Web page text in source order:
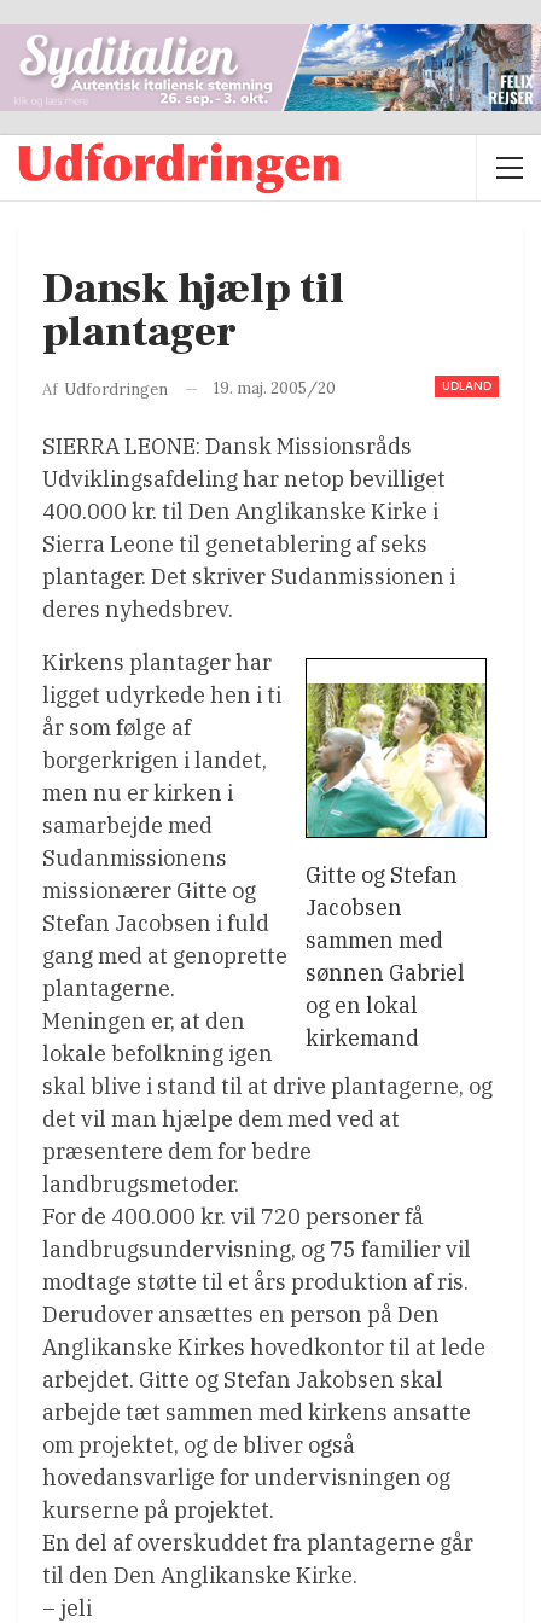
Dansk hjælp til
plantager
UDLAND
Af Udfordringen 19. maj. 2005/20
SIERRA LEONE: Dansk Missionsråds
Udviklingsafdeling har netop bevilliget
400.000 kr. til Den Anglikanske Kirke i
Sierra Leone til genetablering af seks
plantager. Det skriver Sudanmissionen i
deres nyhedsbrev.
Gitte og Stefan
Jacobsen
sammen med
sønnen Gabriel
og en lokal
kirkemand
Kirkens plantager har
ligget udyrkede hen i ti
år som følge af
borgerkrigen i landet,
men nu er kirken i
samarbejde med
Sudanmissionens
missionærer Gitte og
Stefan Jacobsen i fuld
gang med at genoprette
plantagerne.
Meningen er, at den
lokale befolkning igen
skal blive i stand til at drive plantagerne, og
det vil man hjælpe dem med ved at
præsentere dem for bedre
landbrugsmetoder.
For de 400.000 kr. vil 720 personer få
landbrugsundervisning, og 75 familier vil
modtage støtte til et års produktion af ris.
Derudover ansættes en person på Den
Anglikanske Kirkes hovedkontor til at lede
arbejdet. Gitte og Stefan Jakobsen skal
arbejde tæt sammen med kirkens ansatte
om projektet, og de bliver også
hovedansvarlige for undervisningen og
kurserne på projektet.
En del af overskuddet fra plantagerne går
til den Den Anglikanske Kirke.
– jeli